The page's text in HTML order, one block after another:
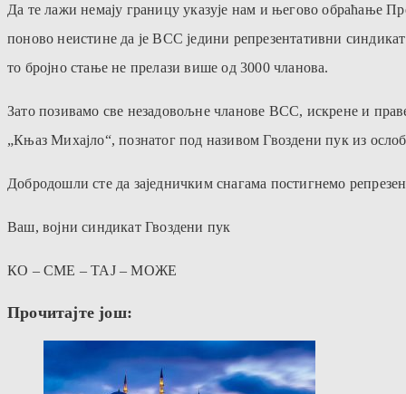
Да те лажи немају границу указује нам и његово обраћање
поново неистине да је ВСС једини репрезентативни
то бројно стање не прелази више од 3000 чланова.
Зато позивамо све незадовољне чланове ВСС, искрене и
„Књаз Михајло“, познатог под називом Гвоздени пук из
Добродошли сте да заједничким снагама постигнемо
Ваш, војни синдикат Гвоздени пук
КО – СМЕ – ТАЈ – МОЖЕ
Прочитајте још: